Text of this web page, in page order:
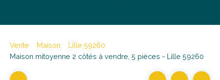
Vente Maison
Lille 59260
Maison mitoyenne 2 côtés à vendre, 5 pièces - Lille 59260